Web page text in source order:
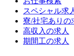
スペシャル求
寮/社宅ありの
高収入の求人
期間工の求人